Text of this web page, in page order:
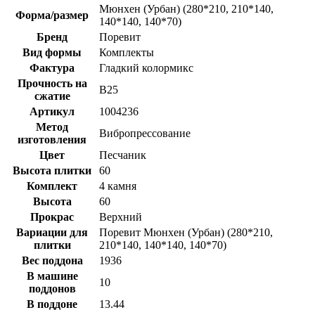
Форма/размер
Мюнхен (Урбан) (280*210, 210*140,
140*140, 140*70)
Бренд
Поревит
Вид формы
Комплекты
Фактура
Гладкий колормикс
Прочность на
сжатие
B25
Артикул
1004236
Метод
изготовления
Вибропрессование
Цвет
Песчаник
Высота плитки
60
Комплект
4 камня
Высота
60
Прокрас
Верхний
Вариации для
плитки
Поревит Мюнхен (Урбан) (280*210,
210*140, 140*140, 140*70)
Вес поддона
1936
В машине
поддонов
10
В поддоне
13.44